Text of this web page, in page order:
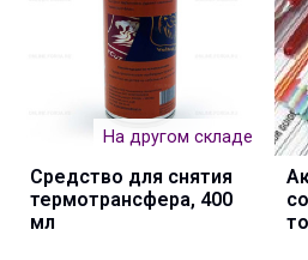
На другом складе
Средство для снятия
термотрансфера, 400
мл